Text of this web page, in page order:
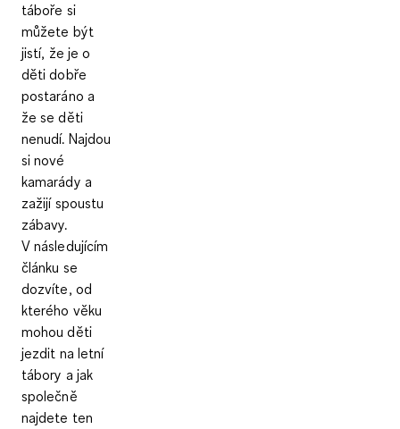
táboře si
můžete být
jistí, že je o
děti dobře
postaráno a
že se děti
nenudí. Najdou
si nové
kamarády a
zažijí spoustu
zábavy.
V následujícím
článku se
dozvíte, od
kterého věku
mohou děti
jezdit na letní
tábory a jak
společně
najdete ten